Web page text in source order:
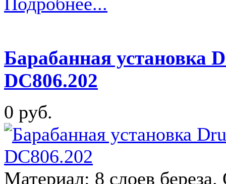
Барабанная установка
DC806.202
0 руб.
Материал: 8 слоев